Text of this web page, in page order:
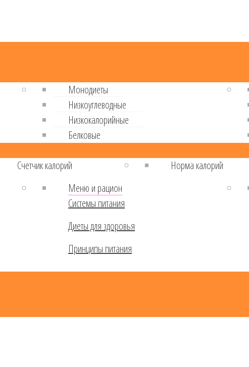
Монодиеты
Низкоуглеводные
Низкокалорийные
Белковые
Cчетчик калорий Норма калорий
Меню и рацион
Системы питания
Диеты для здоровья
Принципы питания